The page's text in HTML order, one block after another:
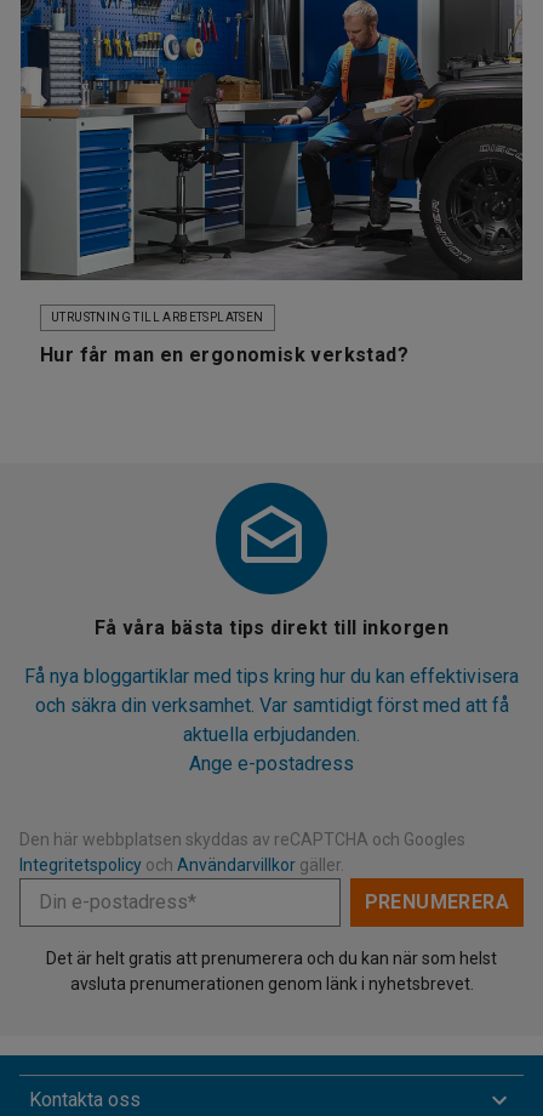
UTRUSTNING TILL ARBETSPLATSEN
Hur får man en ergonomisk verkstad?
Få våra bästa tips direkt till inkorgen
Få nya bloggartiklar med tips kring hur du kan effektivisera
och säkra din verksamhet. Var samtidigt först med att få
aktuella erbjudanden.
Ange e-postadress
Den här webbplatsen skyddas av reCAPTCHA och Googles
Integritetspolicy och Användarvillkor gäller.
Din e-postadress* PRENUMERERA
Det är helt gratis att prenumerera och du kan när som helst
avsluta prenumerationen genom länk i nyhetsbrevet.
Kontakta oss